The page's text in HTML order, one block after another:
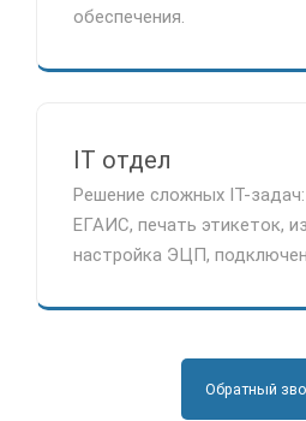
обеспечения.
IT отдел
Решение сложных IT-
ЕГАИС, печать этикеток,
настройка ЭЦП,
Обратный